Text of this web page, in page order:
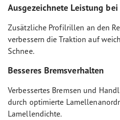
Ausgezeichnete Leistung bei
Zusätzliche Profilrillen an den
verbessern die Traktion auf
Schnee.
Besseres Bremsverhalten
Verbessertes Bremsen und
durch optimierte
Lamellendichte.